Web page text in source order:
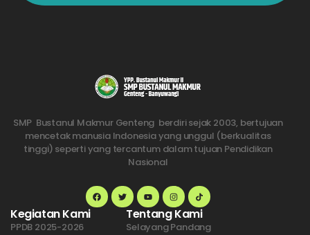
SMP Bustanul Makmur Genteng berdiri sejak 2003, bertujuan
mencetak manusia Indonesia yang unggul (berkualitas
tinggi) seperti yang tercantum dalam tujuan Pendidikan
Nasional
Kegiatan Kami
PPDB 2025-2026
Tentang Kami
Selayang Pandang